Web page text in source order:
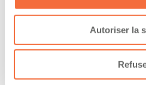
Autoriser la
Expérience
Nombre d'années